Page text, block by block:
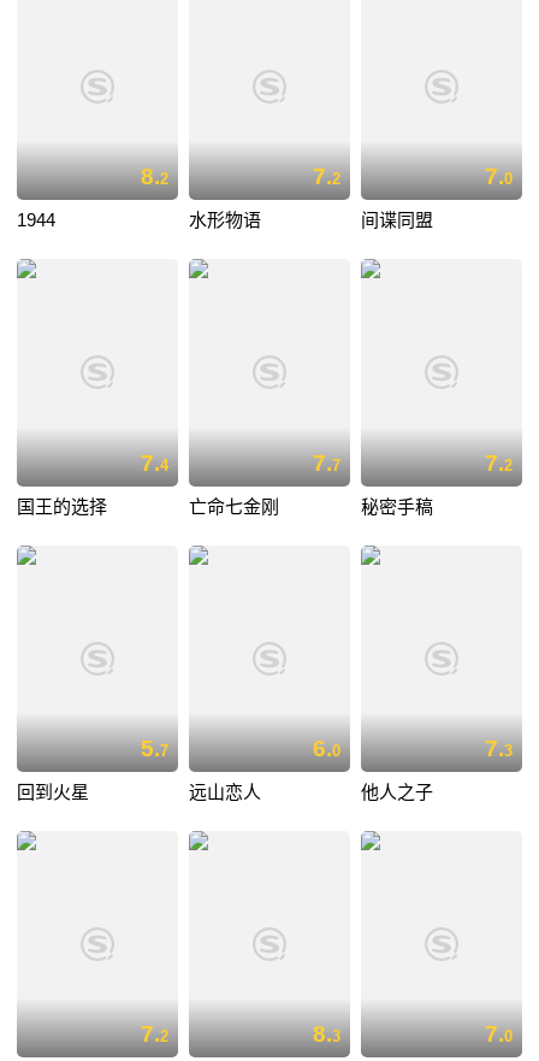
8.2
1944
7.2
水形物语
7.0
间谍同盟
7.4
国王的选择
7.7
亡命七金刚
7.2
秘密手稿
5.7
回到火星
6.0
远山恋人
7.3
他人之子
7.2 8.3 7.0